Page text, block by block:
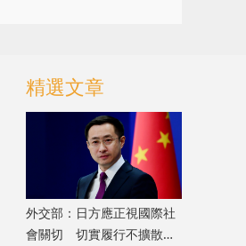
精選文章
外交部：日方應正視國際社
會關切 切實履行不擴散核